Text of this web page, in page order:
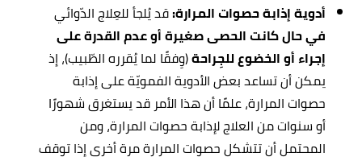
أدوية إذابة حصوات المرارة:قد يُلجأ للعِلاج الدّوائي
في حال كانت الحصى صغيرة أو عدم القدرة على
إجراء أو الخضوع للجِراحة(وِفقًا لما يُقرره الطّبيب)، إذ
يمكن أن تساعد بعض الأدوية الفمويّة على إذابة
حصوات المرارة، علمًا أن هذا الأمر قد يستغرق شهورًا
أو سنوات من العلاج لإذابة حصوات المرارة، ومن
المحتمل أن تتشكل حصوات المرارة مرة أخرى إذا توقف